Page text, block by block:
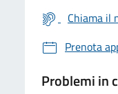
Chiama il
Prenota
Problemi in